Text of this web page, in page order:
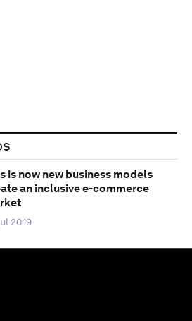
is now new business models
an inclusive e-commerce
2019